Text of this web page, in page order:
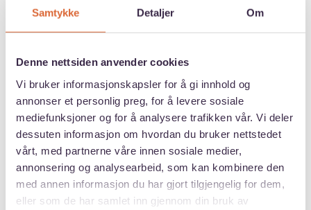
Samtykke Detaljer Om
Denne nettsiden anvender cookies
Vi bruker informasjonskapsler for å gi innhold og
annonser et personlig preg, for å levere sosiale
mediefunksjoner og for å analysere trafikken vår. Vi deler
dessuten informasjon om hvordan du bruker nettstedet
vårt, med partnerne våre innen sosiale medier,
annonsering og analysearbeid, som kan kombinere den
med annen informasjon du har gjort tilgjengelig for dem,
eller som de har samlet inn gjennom din bruk av
Utdyp i søknaden hvordan
arrangementet handler om miljø.
Kr 20 000,-
Internasjonale arrangementer i
regi av to eller flere ANSA-land/-
regioner. Begge må ha
arrangementet oppført i sitt
budsjett og dele ansvaret.
Kr 40 000,-
Fysiske aktiviteter eller idrett Kr 20 000,-
Bestille merch med ANSA-logo Kr 5 000,-